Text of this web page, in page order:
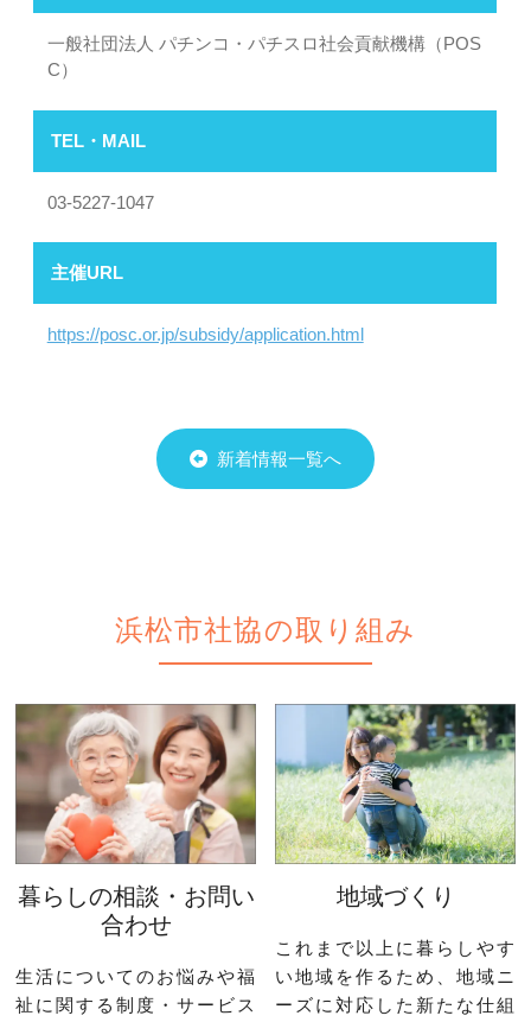
一般社団法人 パチンコ・パチスロ社会貢献機構（POS
C）
TEL・MAIL
03-5227-1047
主催URL
https://posc.or.jp/subsidy/application.html
新着情報一覧へ
浜松市社協の取り組み
暮らしの相談・お問い
合わせ
生活についてのお悩みや福
祉に関する制度・サービス
地域づくり
これまで以上に暮らしやす
い地域を作るため、地域ニ
ーズに対応した新たな仕組